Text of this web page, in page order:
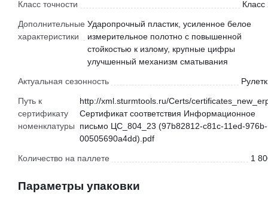
Класс точности Класс
Дополнительные
характеристики
Ударопрочный пластик, усиленное белое
измерительное полотно с повышенной
стойкостью к излому, крупные цифры
улучшенный механизм сматывания
Актуальная сезонность
Путь к
сертификату
номенклатуры
http://xml.sturmtools.ru/Certs/
Сертификат соответствия Информационное
письмо ЦС_804_23 (97b82812-c81c-11ed-976b-
00505690a4dd).pdf
Количество на паллете 1
Параметры упаковки